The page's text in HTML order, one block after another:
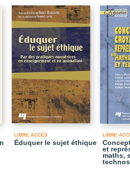
LIBRE ACCÈS
Éduquer le sujet éthique
LIBRE
et
maths,
technos